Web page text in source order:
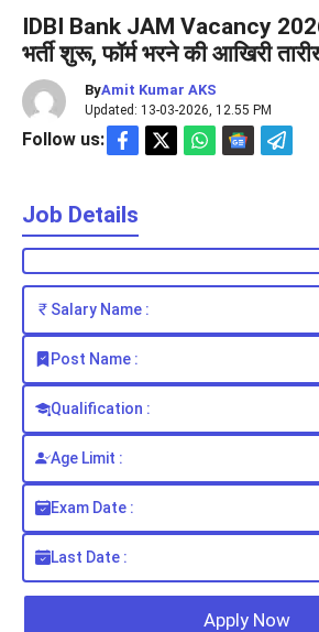
IDBI Bank JAM Vacancy
भर्ती शुरू, फॉर्म भरने की आखिरी
ByAmit Kumar AKS
Updated: 13-03-2026, 12.55 PM
Follow us:
Job Details
Salary Name :
Post Name :
Qualification :
Age Limit :
Exam Date :
Last Date :
Apply Now